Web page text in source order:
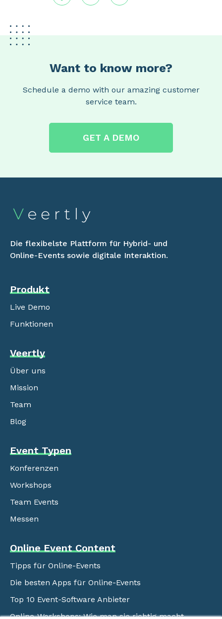
Want to know more?
Schedule a demo with our amazing customer
service team.
GET A DEMO
Die flexibelste Plattform für Hybrid- und
Online-Events sowie digitale Interaktion.
Produkt
Live Demo
Funktionen
Veertly
Über uns
Mission
Team
Blog
Event Typen
Konferenzen
Workshops
Team Events
Messen
Online Event Content
Tipps für Online-Events
Die besten Apps für Online-Events
Top 10 Event-Software Anbieter
Online-Workshops: Wie man sie richtig macht